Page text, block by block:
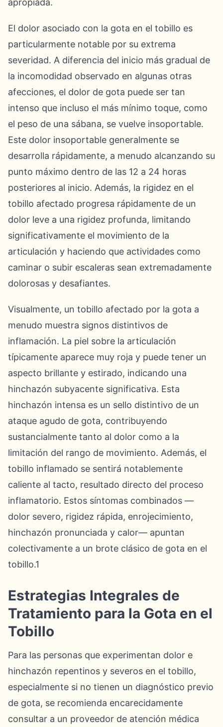
apropiada.
El dolor asociado con la gota en el tobillo es
particularmente notable por su extrema
severidad. A diferencia del inicio más gradual de
la incomodidad observado en algunas otras
afecciones, el dolor de gota puede ser tan
intenso que incluso el más mínimo toque, como
el peso de una sábana, se vuelve insoportable.
Este dolor insoportable generalmente se
desarrolla rápidamente, a menudo alcanzando su
punto máximo dentro de las 12 a 24 horas
posteriores al inicio. Además, la rigidez en el
tobillo afectado progresa rápidamente de un
dolor leve a una rigidez profunda, limitando
significativamente el movimiento de la
articulación y haciendo que actividades como
caminar o subir escaleras sean extremadamente
dolorosas y desafiantes.
Visualmente, un tobillo afectado por la gota a
menudo muestra signos distintivos de
inflamación. La piel sobre la articulación
típicamente aparece muy roja y puede tener un
aspecto brillante y estirado, indicando una
hinchazón subyacente significativa. Esta
hinchazón intensa es un sello distintivo de un
ataque agudo de gota, contribuyendo
sustancialmente tanto al dolor como a la
limitación del rango de movimiento. Además, el
tobillo inflamado se sentirá notablemente
caliente al tacto, resultado directo del proceso
inflamatorio. Estos síntomas combinados —
dolor severo, rigidez rápida, enrojecimiento,
hinchazón pronunciada y calor— apuntan
colectivamente a un brote clásico de gota en el
tobillo.1
Estrategias Integrales de
Tratamiento para la Gota en el
Tobillo
Para las personas que experimentan dolor e
hinchazón repentinos y severos en el tobillo,
especialmente si no tienen un diagnóstico previo
de gota, se recomienda encarecidamente
consultar a un proveedor de atención médica